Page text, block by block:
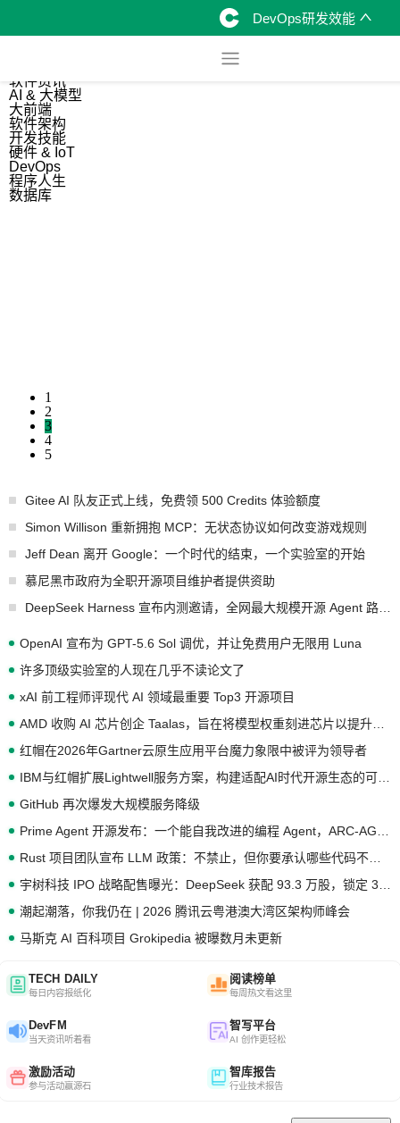
DevOps研发效能
软件资讯
AI & 大模型
大前端
软件架构
开发技能
硬件 & IoT
DevOps
程序人生
数据库
1
2
3
4
5
Gitee AI 队友正式上线，免费领 500 Credits 体验额度
Simon Willison 重新拥抱 MCP：无状态协议如何改变游戏规则
Jeff Dean 离开 Google：一个时代的结束，一个实验室的开始
慕尼黑市政府为全职开源项目维护者提供资助
OpenAI 宣布为 GPT-5.6 Sol 调优，并让免费用户无限用 Luna
许多顶级实验室的人现在几乎不读论文了
xAI 前工程师评现代 AI 领域最重要 Top3 开源项目
红帽在2026年Gartner云原生应用平台魔力象限中被评为领导者
GitHub 再次爆发大规模服务降级
潮起潮落，你我仍在 | 2026 腾讯云粤港澳大湾区架构师峰会
马斯克 AI 百科项目 Grokipedia 被曝数月未更新
TECH DAILY
每日内容报纸化
阅读榜单
每周热文看这里
DevFM
当天资讯听着看
智写平台
AI 创作更轻松
激励活动
参与活动赢源石
智库报告
行业技术报告